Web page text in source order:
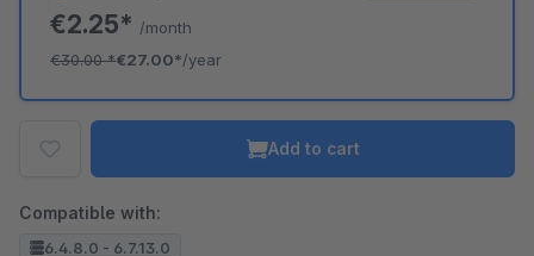
€2.25* /month
€30.00*€27.00*/year
Add to cart
Compatible with:
6.4.8.0 - 6.7.13.0